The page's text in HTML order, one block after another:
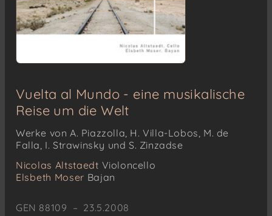
Vuelta al Mundo - eine musikalische
Reise um die Welt
Werke von A. Piazzolla, H. Villa-Lobos, M. de
Falla, I. Strawinsky und S. Zinzadse
Nicolas Altstaedt Violoncello
Elsbeth Moser Bajan
GEN 88109 – 23.5.2008